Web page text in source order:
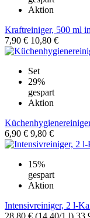
Aktion
Kraftreiniger, 500 ml
7,90 € 10,80 €
Set
29%
gespart
Aktion
6,90 € 9,80 €
15%
gespart
Aktion
Intensivreiniger, 2 l-